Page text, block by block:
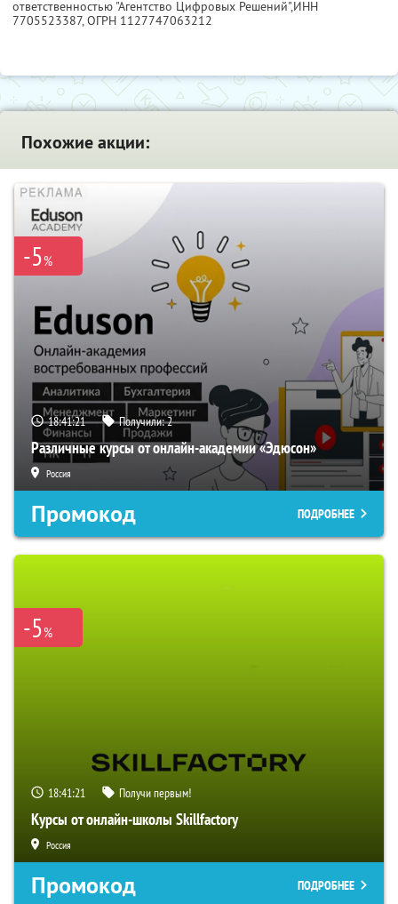
ответственностью "Агентство Цифровых Решений",ИНН
7705523387, ОГРН 1127747063212
Похожие акции:
-5%
18:41:20 Получили:2
Различные курсы от онлайн-академии «Эдюсон»
Россия
Промокод ПОДРОБНЕЕ
-5%
18:41:20 Получи первым!
Курсы от онлайн-школы Skillfactory
Россия
Промокод ПОДРОБНЕЕ